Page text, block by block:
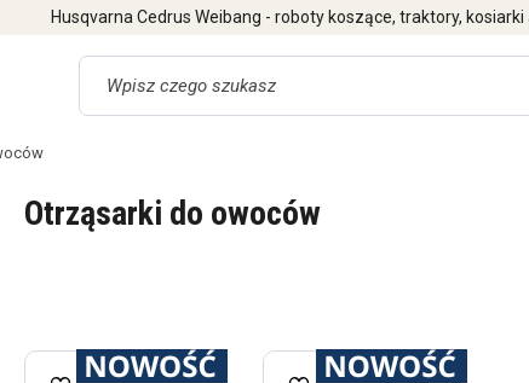
Husqvarna Cedrus Weibang - roboty koszące, traktory,
Wyszukaj
Otrząsarki do owoców